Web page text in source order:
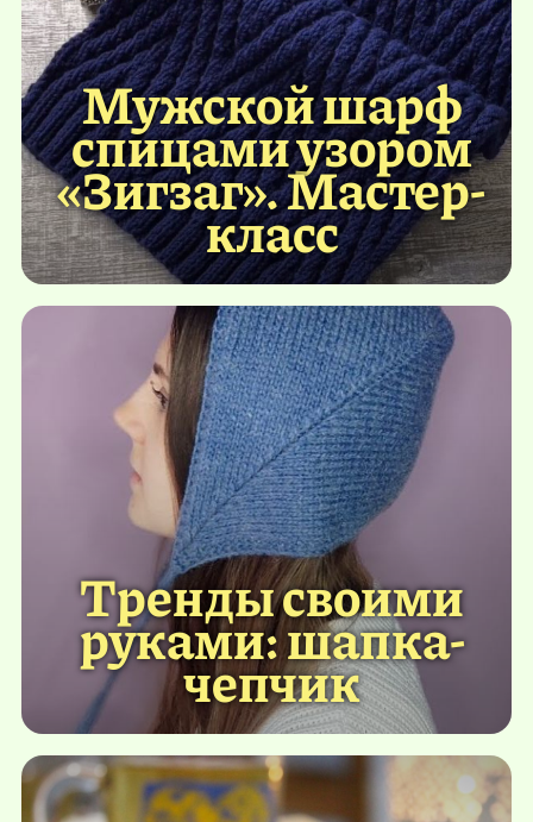
Мужской шарф
спицами узором
«Зигзаг». Мастер-
класс
Тренды своими
руками: шапка-
чепчик